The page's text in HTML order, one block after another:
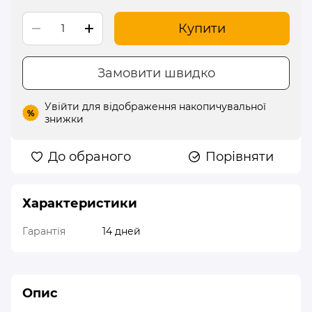
Купити
Замовити швидко
% Увійти для відображення накопичувальної
знижки
До обраного Порівняти
Характеристики
Гарантія 14 дней
Опис